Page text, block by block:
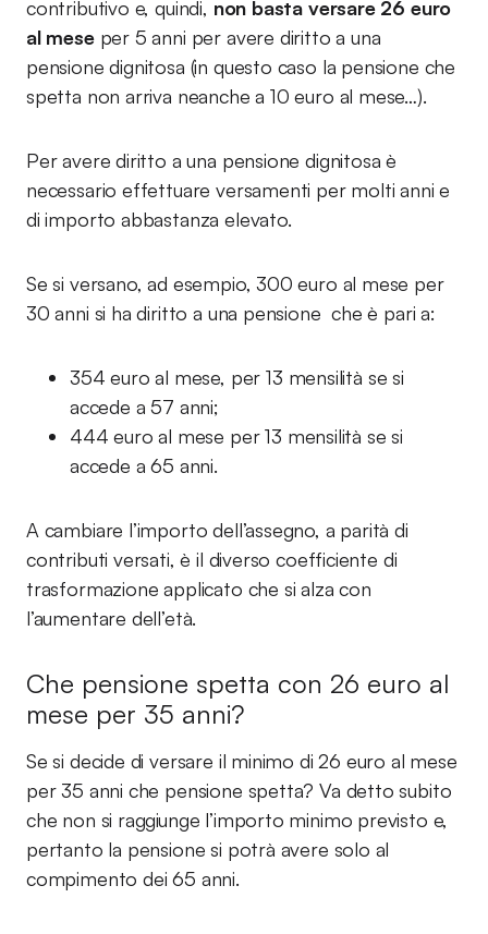
contributivo e, quindi, non basta versare 26 euro
al meseper 5 anni per avere diritto a una
pensione dignitosa (in questo caso la pensione che
spetta non arriva neanche a 10 euro al mese…).
Per avere diritto a una pensione dignitosa è
necessario effettuare versamenti per molti anni e
di importo abbastanza elevato.
Se si versano, ad esempio, 300 euro al mese per
30 anni si ha diritto a una pensione che è pari a:
354 euro al mese, per 13 mensilità se si
accede a 57 anni;
444 euro al mese per 13 mensilità se si
accede a 65 anni.
A cambiare l’importo dell’assegno, a parità di
contributi versati, è il diverso coefficiente di
trasformazione applicato che si alza con
l’aumentare dell’età.
Che pensione spetta con 26 euro al
mese per 35 anni?
Se si decide di versare il minimo di 26 euro al mese
per 35 anni che pensione spetta? Va detto subito
che non si raggiunge l’importo minimo previsto e,
pertanto la pensione si potrà avere solo al
compimento dei 65 anni.